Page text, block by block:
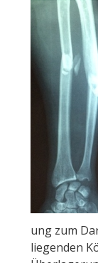
ung zum
liegenden